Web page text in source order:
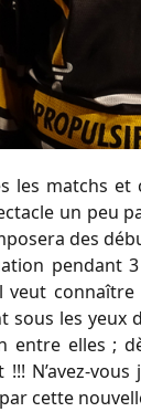
matchs et
un peu
des
pendant
les yeux
elles ;
N’avez-
cette